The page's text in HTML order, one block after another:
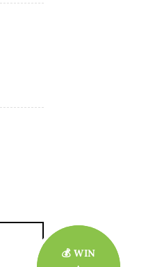
💰 WIN
💰 WIN